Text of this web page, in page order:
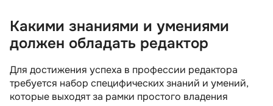
Какими знаниями и умениями
должен обладать редактор
Для достижения успеха в профессии редактора
требуется набор специфических знаний и умений,
которые выходят за рамки простого владения
с
Факультет Редактуры и
копирайтинга